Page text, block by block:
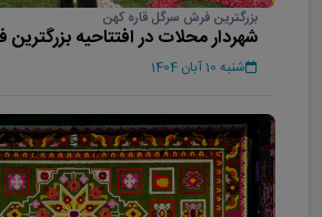
بزرگترین فرش سرگل قاره کهن
شهردار محلات در افتتاحیه
شنبه 10 آبان 1404